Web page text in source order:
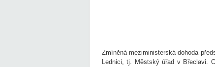
Zmíněná meziministerská dohoda
Lednici, tj. Městský úřad v Břeclavi.